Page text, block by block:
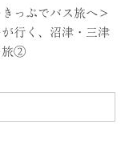
っぷでバス旅へ＞
行く、沼津・三津
旅②